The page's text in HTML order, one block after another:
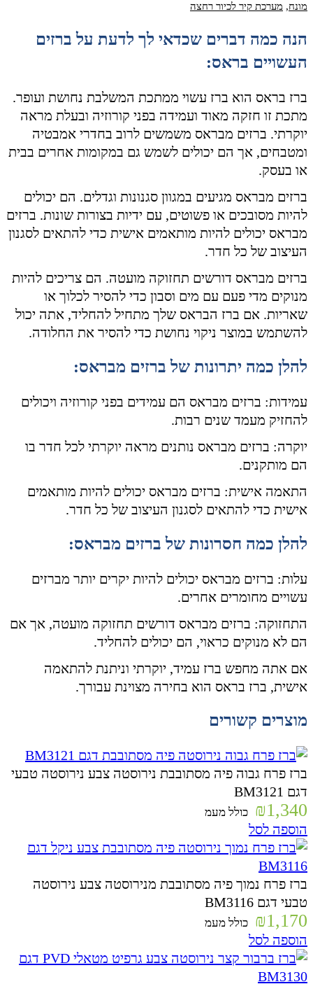
מונח, מערכת קיר לכיור רחצה
הנה כמה דברים שכדאי לך לדעת על ברזים
העשויים בראס:
ברז בראס הוא ברז עשוי ממתכת המשלבת נחושת ועופר.
מתכת זו חזקה מאוד ועמידה בפני קורוזיה ובעלת מראה
יוקרתי. ברזים מבראס משמשים לרוב בחדרי אמבטיה
ומטבחים, אך הם יכולים לשמש גם במקומות אחרים בבית
או בעסק.
ברזים מבראס מגיעים במגוון סגנונות וגדלים. הם יכולים
להיות מסובכים או פשוטים, עם ידיות בצורות שונות. ברזים
מבראס יכולים להיות מותאמים אישית כדי להתאים לסגנון
העיצוב של כל חדר.
ברזים מבראס דורשים תחזוקה מועטה. הם צריכים להיות
מנוקים מדי פעם עם מים וסבון כדי להסיר לכלוך או
שאריות. אם ברז הבראס שלך מתחיל להחליד, אתה יכול
להשתמש במוצר ניקוי נחושת כדי להסיר את החלודה.
להלן כמה יתרונות של ברזים מבראס:
עמידות: ברזים מבראס הם עמידים בפני קורוזיה ויכולים
להחזיק מעמד שנים רבות.
יוקרה: ברזים מבראס נותנים מראה יוקרתי לכל חדר בו
הם מותקנים.
התאמה אישית: ברזים מבראס יכולים להיות מותאמים
אישית כדי להתאים לסגנון העיצוב של כל חדר.
להלן כמה חסרונות של ברזים מבראס:
עלות: ברזים מבראס יכולים להיות יקרים יותר מברזים
עשויים מחומרים אחרים.
התחזוקה: ברזים מבראס דורשים תחזוקה מועטה, אך אם
הם לא מנוקים כראוי, הם יכולים להחליד.
אם אתה מחפש ברז עמיד, יוקרתי וניתנת להתאמה
אישית, ברז בראס הוא בחירה מצוינת עבורך.
מוצרים קשורים
ברז פרח גבוה פיה מסתובבת נירוסטה צבע נירוסטה טבעי
דגם BM3121
₪1,340 כולל מעמ
הוספה לסל
ברז פרח נמוך פיה מסתובבת מנירוסטה צבע נירוסטה
טבעי דגם BM3116
₪1,170 כולל מעמ
הוספה לסל